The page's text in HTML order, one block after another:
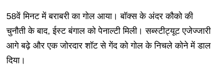
58वें मिनट में बराबरी का गोल आया। बॉक्स के अंदर कौको की
चुनौती के बाद, ईस्ट बंगाल को पेनाल्टी मिली। सब्स्टीट्यूट एजेज्जारी
आगे बढ़े और एक जोरदार शॉट से गेंद को गोल के निचले कोने में डाल
दिया।